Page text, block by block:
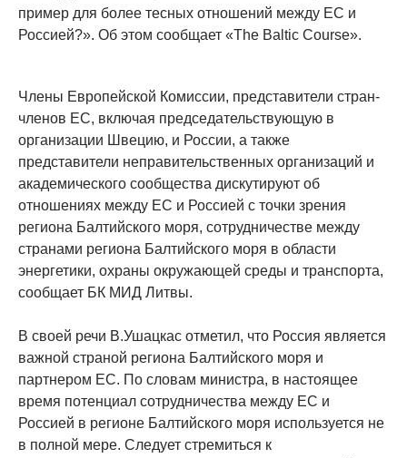
пример для более тесных отношений между ЕС и
Россией?». Об этом сообщает «The Baltic Course».
Члены Европейской Комиссии, представители стран-
членов ЕС, включая председательствующую в
организации Швецию, и России, а также
представители неправительственных организаций и
академического сообщества дискутируют об
отношениях между ЕС и Россией с точки зрения
региона Балтийского моря, сотрудничестве между
странами региона Балтийского моря в области
энергетики, охраны окружающей среды и транспорта,
сообщает БК МИД Литвы.
В своей речи В.Ушацкас отметил, что Россия является
важной страной региона Балтийского моря и
партнером ЕС. По словам министра, в настоящее
время потенциал сотрудничества между ЕС и
Россией в регионе Балтийского моря используется не
в полной мере. Следует стремиться к